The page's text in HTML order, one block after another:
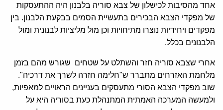
אחד מהסיבות לכישלון של צבא סוריה בלבנון היה ההתעסקות
של מפקדי הצבא הבכירים בתעשיית הסמים בבקעת הלבנון. בין
מפקדים ויחידיות נוצרו מתיחויות וכן מול מליציות לבנונית ומול
הלבנונים בכלל.
אחרי שצבא סוריה חזר והשתלט על שטחים שגורש מהם בזמן
מלחמת האזרחים מתברר ש"חלימה חזרה לשרך את דרכיה".
שוב מפקדי הצבא הסורי מתעסקים בעניינים הראויים למאפיות,
ולמעשה המערכה האמתית המתנהלת כעת בסוריה היא על